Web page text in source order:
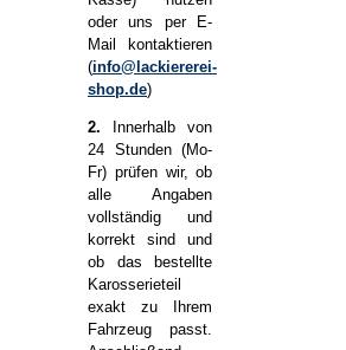
oder uns per E-
Mail kontaktieren
(info@lackiererei-
shop.de)
2. Innerhalb von
24 Stunden (Mo-
Fr) prüfen wir, ob
alle Angaben
vollständig und
korrekt sind und
ob das bestellte
Karosserieteil
exakt zu Ihrem
Fahrzeug passt.